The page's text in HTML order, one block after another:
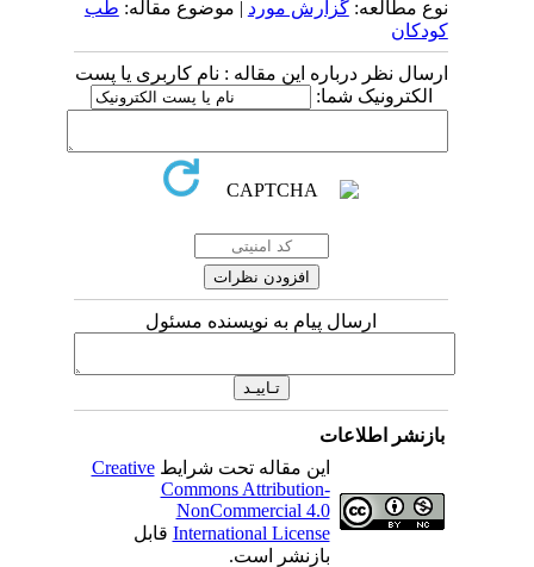
نوع مطالعه:گزارش مورد | موضوع مقاله:طب
کودکان
ارسال نظر درباره این مقاله : نام کاربری یا پست
الکترونیک شما:
ارسال پیام به نویسنده مسئول
بازنشر اطلاعات
این مقاله تحت شرایطCreative
Commons Attribution-
NonCommercial 4.0
International Licenseقابل
بازنشر است.